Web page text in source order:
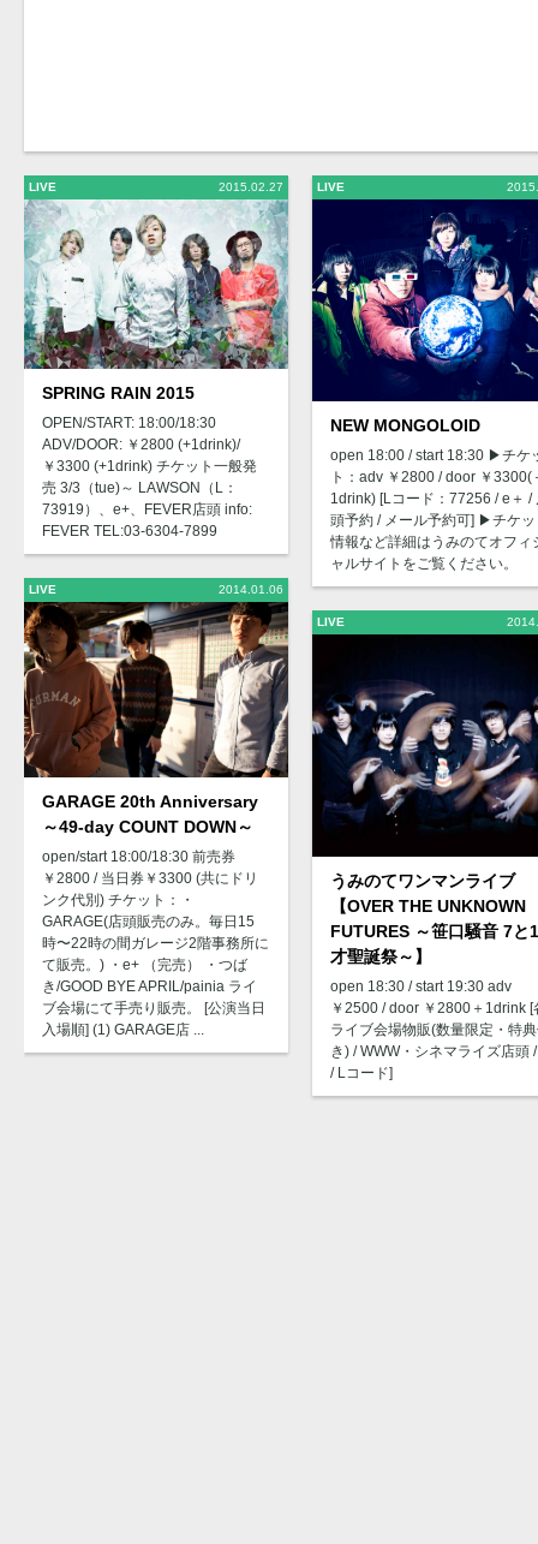
LIVE 2015.02.27
SPRING RAIN 2015
OPEN/START: 18:00/18:30
ADV/DOOR: ￥2800 (+1drink)/
￥3300 (+1drink) チケット一般発
売 3/3（tue)～ LAWSON（L：
73919）、e+、FEVER店頭 info:
FEVER TEL:03-6304-7899
LIVE 2014.01.06
GARAGE 20th Anniversary
～49-day COUNT DOWN～
open/start 18:00/18:30 前売券
￥2800 / 当日券￥3300 (共にドリ
ンク代別) チケット：・
GARAGE(店頭販売のみ。毎日15
時〜22時の間ガレージ2階事務所に
て販売。) ・e+ （完売） ・つば
き/GOOD BYE APRIL/painia ライ
ブ会場にて手売り販売。 [公演当日
入場順] (1) GARAGE店 ...
LIVE
NEW MONGOLOID
open 18:00 / start 18:30 ▶︎チケ
ト：adv ￥2800 / door ￥3300(
1drink) [Lコード：77256 / e＋ /
頭予約 / メール予約可] ▶︎チケッ
情報など詳細はうみのてオフィ
ャルサイトをご覧ください。
LIVE
うみのてワンマンライブ
【OVER THE UNKNOWN
FUTURES ～笹口騒音 7と
才聖誕祭～】
open 18:30 / start 19:30 adv
￥2500 / door ￥2800＋1drink [
ライブ会場物販(数量限定・特
き) / WWW・シネマライズ店頭
/ Lコード]